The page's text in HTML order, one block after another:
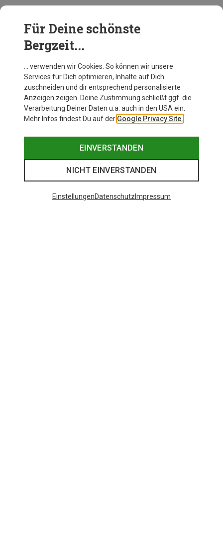
Herren Bekleidung von Craghoppers
Du sparst 57%
Für Deine schönste
Bergzeit...
… verwenden wir Cookies. So können wir unsere
Services für Dich optimieren, Inhalte auf Dich
zuschneiden und dir entsprechend personalisierte
Anzeigen zeigen. Deine Zustimmung schließt ggf. die
Verarbeitung Deiner Daten u.a. auch in den USA ein.
Mehr Infos findest Du auf der Google Privacy Site.
EINVERSTANDEN
NICHT EINVERSTANDEN
EinstellungenDatenschutz Impressum